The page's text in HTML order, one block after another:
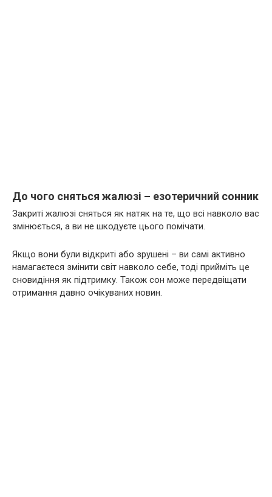
До чого сняться жалюзі – езотеричний сонник
Закриті жалюзі сняться як натяк на те, що всі навколо вас
змінюється, а ви не шкодуєте цього помічати.
Якщо вони були відкриті або зрушені – ви самі активно
намагаєтеся змінити світ навколо себе, тоді прийміть це
сновидіння як підтримку. Також сон може передвіщати
отримання давно очікуваних новин.